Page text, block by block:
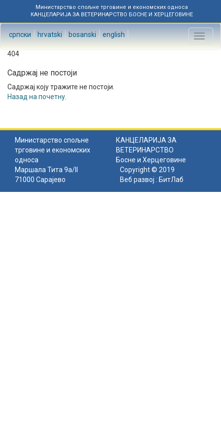
Министарство спољне трговине и економских односа
КАНЦЕЛАРИЈА ЗА ВЕТЕРИНАРСТВО БОСНЕ И ХЕРЦЕГОВИНЕ
српски hrvatski bosanski english
Toggle
404
Садржај не постоји
Садржај коју тражите не постоји.
Назад на почетну
Министарство спољне
трговине и економских
односа
КАНЦЕЛАРИЈА ЗА
ВЕТЕРИНАРСТВО
Босне и Херцеговине
Маршала Тита 9а/II
71000 Сарајево
Copyright © 2019
Веб развој : БитЛаб